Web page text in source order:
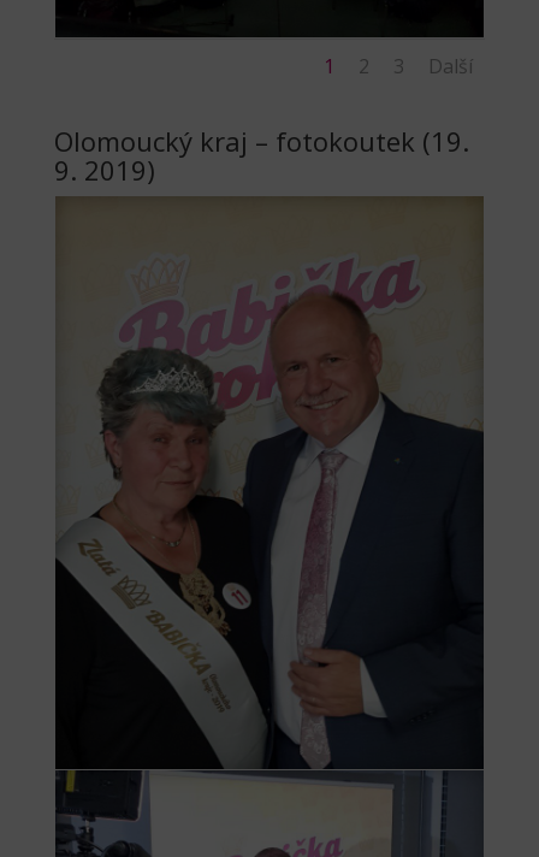
1 2 3 Další
Olomoucký kraj – fotokoutek (19.
9. 2019)